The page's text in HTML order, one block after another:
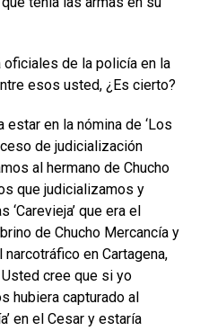
oficiales de la policía en la
esos usted, ¿Es cierto?
en la nómina de ‘Los
de judicialización
al hermano de Chucho
que judicializamos y
que era el
de Chucho Mercancía y
en Cartagena,
cree que si yo
hubiera capturado al
en el Cesar y estaría